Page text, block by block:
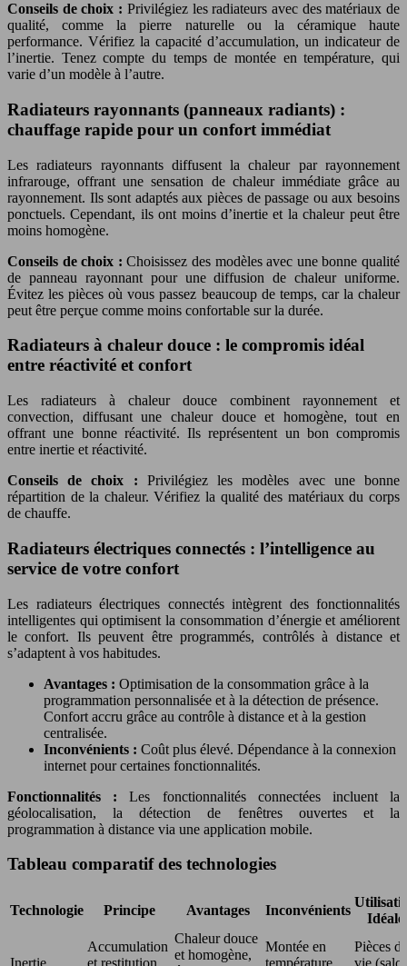
Conseils de choix : Privilégiez les radiateurs avec des matériaux de
qualité, comme la pierre naturelle ou la céramique haute
performance. Vérifiez la capacité d’accumulation, un indicateur de
l’inertie. Tenez compte du temps de montée en température, qui
varie d’un modèle à l’autre.
Radiateurs rayonnants (panneaux radiants) :
chauffage rapide pour un confort immédiat
Les radiateurs rayonnants diffusent la chaleur par rayonnement
infrarouge, offrant une sensation de chaleur immédiate grâce au
rayonnement. Ils sont adaptés aux pièces de passage ou aux besoins
ponctuels. Cependant, ils ont moins d’inertie et la chaleur peut être
moins homogène.
Conseils de choix :Choisissez des modèles avec une bonne qualité
de panneau rayonnant pour une diffusion de chaleur uniforme.
Évitez les pièces où vous passez beaucoup de temps, car la chaleur
peut être perçue comme moins confortable sur la durée.
Radiateurs à chaleur douce : le compromis idéal
entre réactivité et confort
Les radiateurs à chaleur douce combinent rayonnement et
convection, diffusant une chaleur douce et homogène, tout en
offrant une bonne réactivité. Ils représentent un bon compromis
entre inertie et réactivité.
Conseils de choix : Privilégiez les modèles avec une bonne
répartition de la chaleur. Vérifiez la qualité des matériaux du corps
de chauffe.
Radiateurs électriques connectés : l’intelligence au
service de votre confort
Les radiateurs électriques connectés intègrent des fonctionnalités
intelligentes qui optimisent la consommation d’énergie et améliorent
le confort. Ils peuvent être programmés, contrôlés à distance et
s’adaptent à vos habitudes.
Avantages : Optimisation de la consommation grâce à la
programmation personnalisée et à la détection de présence.
Confort accru grâce au contrôle à distance et à la gestion
centralisée.
Inconvénients : Coût plus élevé. Dépendance à la connexion
internet pour certaines fonctionnalités.
Fonctionnalités :Les fonctionnalités connectées incluent la
géolocalisation, la détection de fenêtres ouvertes et la
programmation à distance via une application mobile.
Tableau comparatif des technologies
Technologie Principe Avantages Inconvénients
Idéale
Inertie
Accumulation
et restitution
Chaleur douce
et homogène,
Montée en
température
Pièces de
vie